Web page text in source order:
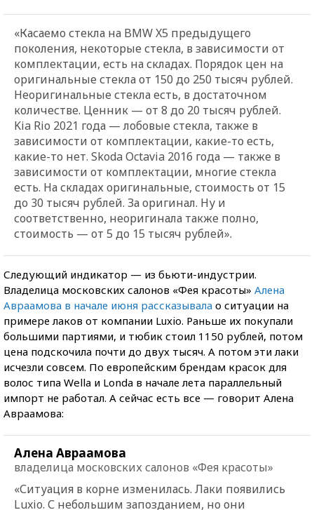
«Касаемо стекла на BMW X5 предыдущего
поколения, некоторые стекла, в зависимости от
комплектации, есть на складах. Порядок цен на
оригинальные стекла от 150 до 250 тысяч рублей.
Неоригинальные стекла есть, в достаточном
количестве. Ценник — от 8 до 20 тысяч рублей.
Kia Rio 2021 года — лобовые стекла, также в
зависимости от комплектации, какие-то есть,
какие-то нет. Skoda Octavia 2016 года — также в
зависимости от комплектации, многие стекла
есть. На складах оригинальные, стоимость от 15
до 30 тысяч рублей. За оригинал. Ну и
соответственно, неоригинала также полно,
стоимость — от 5 до 15 тысяч рублей».
Следующий индикатор — из бьюти-индустрии.
Владелица московских салонов «Фея красоты» Алена
Авраамова в начале июня рассказывала о ситуации на
примере лаков от компании Luxio. Раньше их покупали
большими партиями, и тюбик стоил 1150 рублей, потом
цена подскочила почти до двух тысяч. А потом эти лаки
исчезли совсем. По европейским брендам красок для
волос типа Wella и Londa в начале лета параллельный
импорт не работал. А сейчас есть все — говорит Алена
Авраамова:
Алена Авраамова
владелица московских салонов «Фея красоты»
«Ситуация в корне изменилась. Лаки появились
Luxio. С небольшим запозданием, но они